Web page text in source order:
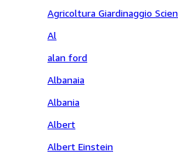
Agricoltura Giardinaggio
Al
alan ford
Albanaia
Albania
Albert
Albert Einstein